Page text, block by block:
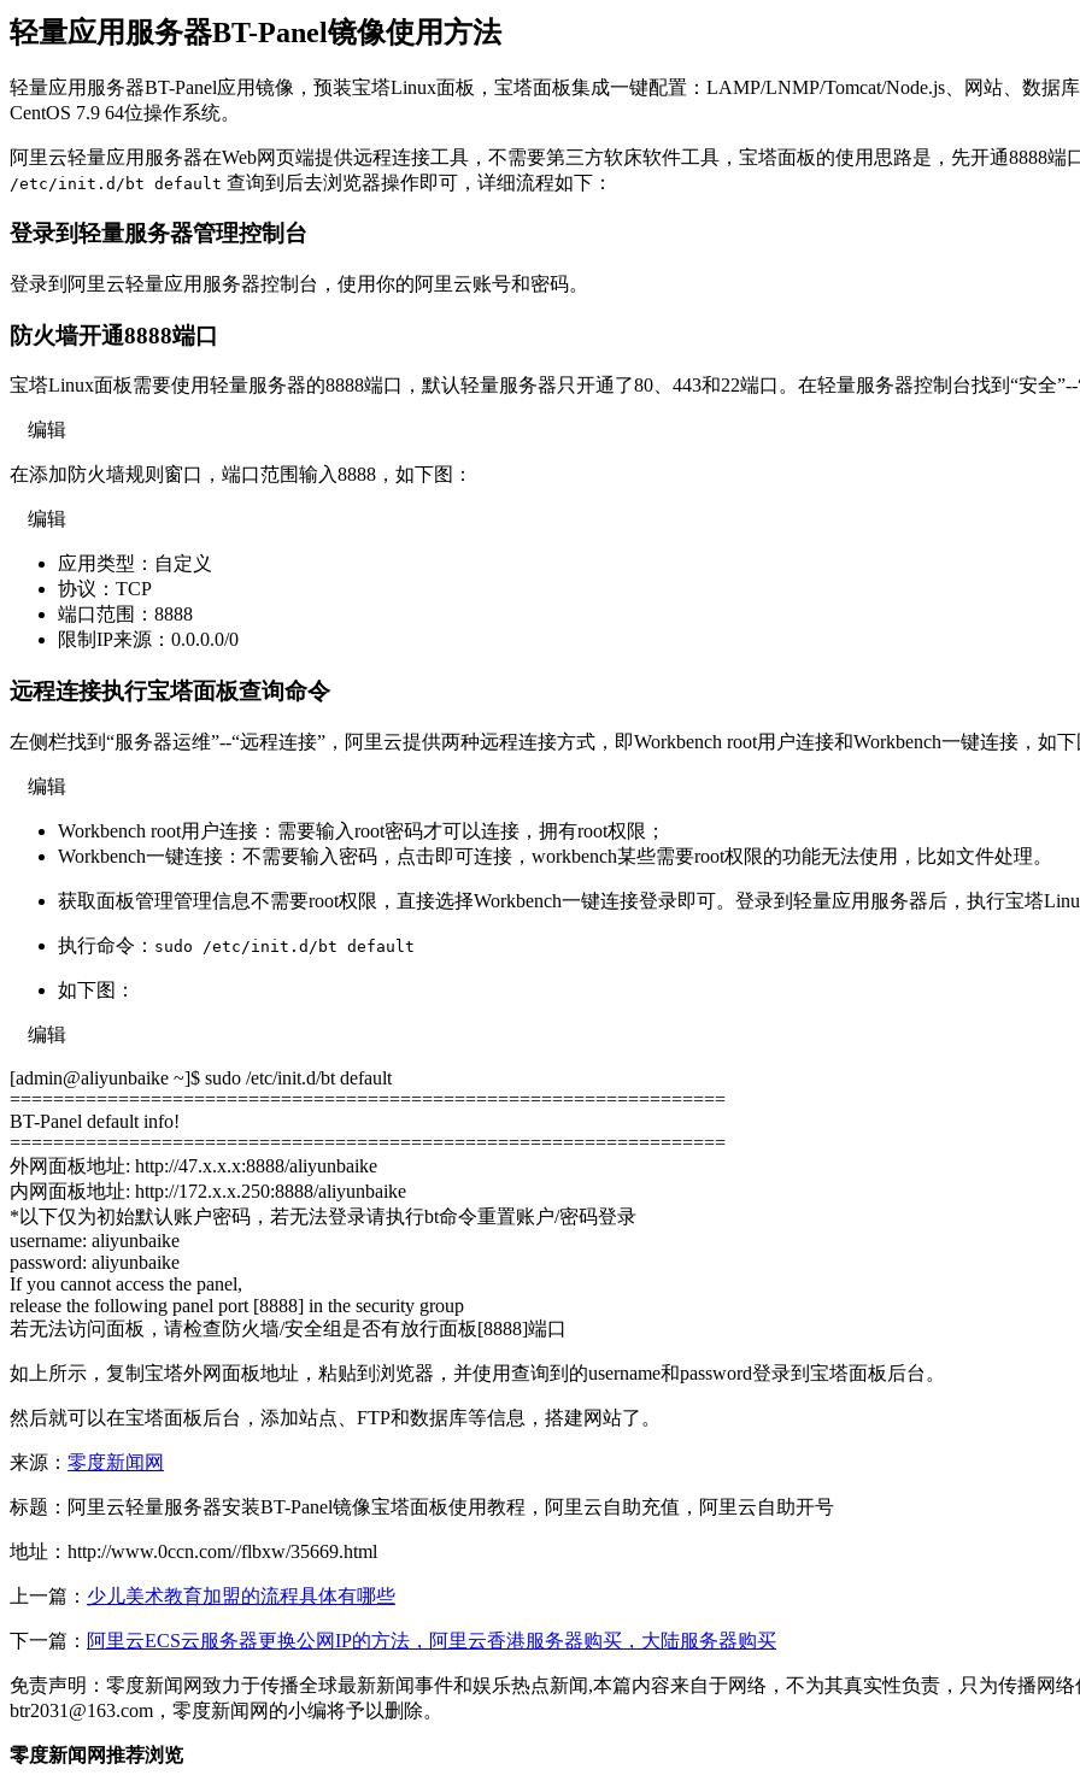
轻量应用服务器BT-Panel镜像使用方法
轻量应用服务器BT-Panel应用镜像，预装宝塔Linux面板，宝塔面板集成一键配置：LAMP/LNMP/Tomcat/Node.js、网站、数据
CentOS 7.9 64位操作系统。
阿里云轻量应用服务器在Web网页端提供远程连接工具，不需要第三方软床软件工具，宝塔面板的使用思路是，先开通8888端
/etc/init.d/bt default 查询到后去浏览器操作即可，详细流程如下：
登录到轻量服务器管理控制台
登录到阿里云轻量应用服务器控制台，使用你的阿里云账号和密码。
防火墙开通8888端口
宝塔Linux面板需要使用轻量服务器的8888端口，默认轻量服务器只开通了80、443和22端口。在轻量服务器控制台找到“安全
编辑
在添加防火墙规则窗口，端口范围输入8888，如下图：
编辑
应用类型：自定义
协议：TCP
端口范围：8888
限制IP来源：0.0.0.0/0
远程连接执行宝塔面板查询命令
左侧栏找到“服务器运维”--“远程连接”，阿里云提供两种远程连接方式，即Workbench root用户连接和Workbench一键连接，如下
编辑
Workbench root用户连接：需要输入root密码才可以连接，拥有root权限；
Workbench一键连接：不需要输入密码，点击即可连接，workbench某些需要root权限的功能无法使用，比如文件处理。
获取面板管理管理信息不需要root权限，直接选择Workbench一键连接登录即可。登录到轻量应用服务器后，执行宝塔
执行命令： sudo /etc/init.d/bt default
如下图：
编辑
[admin@aliyunbaike ~]$ sudo /etc/init.d/bt default
==================================================================
BT-Panel default info!
==================================================================
外网面板地址: http://47.x.x.x:8888/aliyunbaike
内网面板地址: http://172.x.x.250:8888/aliyunbaike
*以下仅为初始默认账户密码，若无法登录请执行bt命令重置账户/密码登录
username: aliyunbaike
password: aliyunbaike
If you cannot access the panel,
release the following panel port [8888] in the security group
若无法访问面板，请检查防火墙/安全组是否有放行面板[8888]端口
如上所示，复制宝塔外网面板地址，粘贴到浏览器，并使用查询到的username和password登录到宝塔面板后台。
然后就可以在宝塔面板后台，添加站点、FTP和数据库等信息，搭建网站了。
来源： 零度新闻网
标题：阿里云轻量服务器安装BT-Panel镜像宝塔面板使用教程，阿里云自助充值，阿里云自助开号
地址：http://www.0ccn.com//flbxw/35669.html
上一篇： 少儿美术教育加盟的流程具体有哪些
下一篇： 阿里云ECS云服务器更换公网IP的方法，阿里云香港服务器购买，大陆服务器购买
免责声明：零度新闻网致力于传播全球最新新闻事件和娱乐热点新闻,本篇内容来自于网络，不为其真实性负责，只为传播网
btr2031@163.com，零度新闻网的小编将予以删除。
零度新闻网推荐浏览